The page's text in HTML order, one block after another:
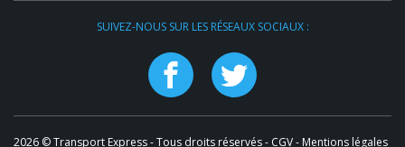
SUIVEZ-NOUS SUR LES RÉSEAUX SOCIAUX :
2026 © Transport Express - Tous droits réservés - CGV- Mentions légales